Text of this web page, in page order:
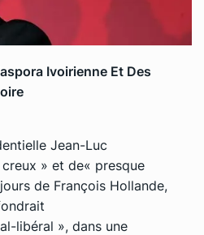
Ivoirienne Et Des
Jean-Luc
creux » et de« presque
de François Hollande,
libéral », dans une